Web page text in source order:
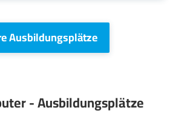
Ausbildungsplätze
- Ausbildungsplätze